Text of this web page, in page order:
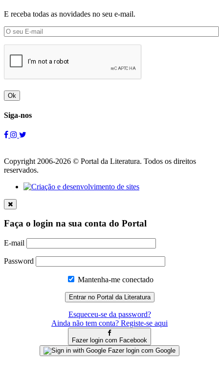
E receba todas as novidades no seu e-mail.
Ok
Siga-nos
Copyright 2006-2026 © Portal da Literatura. Todos os direitos
reservados.
Faça o login na sua conta do Portal
E-mail
Password
Mantenha-me conectado
Esqueceu-se da password?
Ainda não tem conta? Registe-se aqui
Fazer login com Facebook
Fazer login com Google